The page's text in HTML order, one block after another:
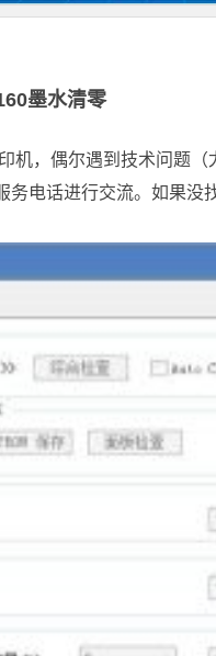
墨水清零
，偶尔遇到技术问题（
电话进行交流。如果没